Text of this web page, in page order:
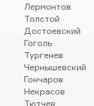
Лермонтов
Толстой
Достоевский
Гоголь
Тургенев
Чернышевский
Гончаров
Некрасов
Тютчев